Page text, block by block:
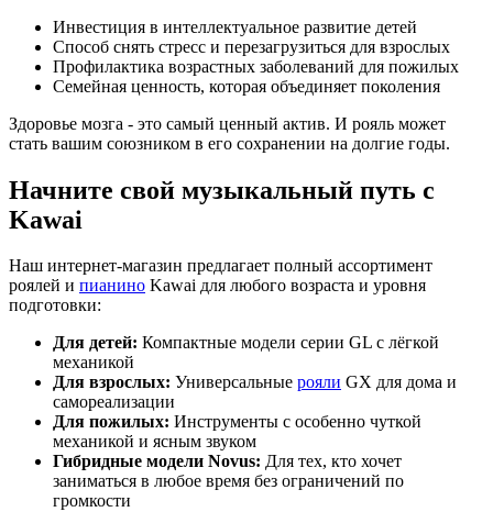
Инвестиция в интеллектуальное развитие детей
Способ снять стресс и перезагрузиться для взрослых
Профилактика возрастных заболеваний для пожилых
Семейная ценность, которая объединяет поколения
Здоровье мозга - это самый ценный актив. И рояль может
стать вашим союзником в его сохранении на долгие годы.
Начните свой музыкальный путь с
Kawai
Наш интернет-магазин предлагает полный ассортимент
роялей и пианино Kawai для любого возраста и уровня
подготовки:
Для детей: Компактные модели серии GL с лёгкой
механикой
Для взрослых: Универсальные рояли GX для дома и
самореализации
Для пожилых: Инструменты с особенно чуткой
механикой и ясным звуком
Гибридные модели Novus: Для тех, кто хочет
заниматься в любое время без ограничений по
громкости